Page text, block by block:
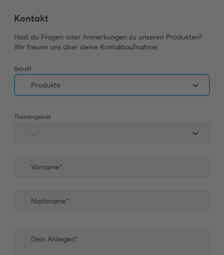
Kontakt
Hast du Fragen oder Anmerkungen zu unseren Produkten?
Wir freuen uns über deine Kontaktaufnahme.
Betreff
Themengebiet